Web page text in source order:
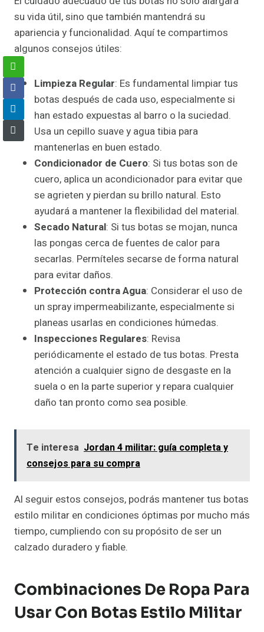
su vida útil, sino que también mantendrá su
apariencia y funcionalidad. Aquí te compartimos
algunos consejos útiles:
Limpieza Regular: Es fundamental limpiar tus
botas después de cada uso, especialmente si
han estado expuestas al barro o la suciedad.
Usa un cepillo suave y agua tibia para
mantenerlas en buen estado.
Condicionador de Cuero: Si tus botas son de
cuero, aplica un acondicionador para evitar que
se agrieten y pierdan su brillo natural. Esto
ayudará a mantener la flexibilidad del material.
Secado Natural: Si tus botas se mojan, nunca
las pongas cerca de fuentes de calor para
secarlas. Permíteles secarse de forma natural
para evitar daños.
Protección contra Agua: Considerar el uso de
un spray impermeabilizante, especialmente si
planeas usarlas en condiciones húmedas.
Inspecciones Regulares: Revisa
periódicamente el estado de tus botas. Presta
atención a cualquier signo de desgaste en la
suela o en la parte superior y repara cualquier
daño tan pronto como sea posible.
Te interesa Jordan 4 militar: guía completa y
consejos para su compra
Al seguir estos consejos, podrás mantener tus botas
estilo militar en condiciones óptimas por mucho más
tiempo, cumpliendo con su propósito de ser un
calzado duradero y fiable.
Combinaciones De Ropa Para
Usar Con Botas Estilo Militar